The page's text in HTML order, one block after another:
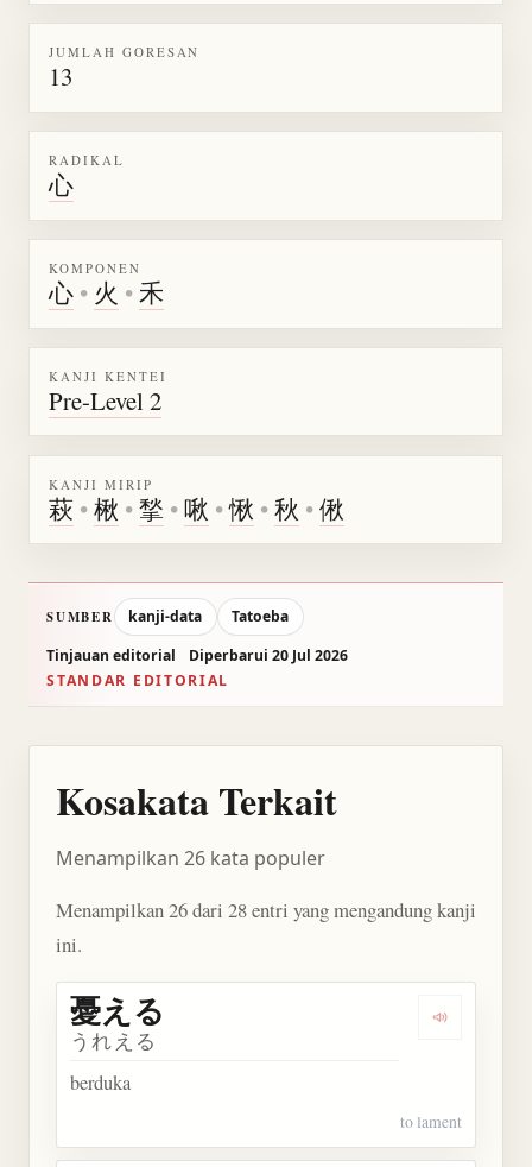
JUMLAH GORESAN
13
RADIKAL
心
KOMPONEN
心 • 火 •禾
KANJI KENTEI
Pre-Level 2
KANJI MIRIP
萩 •楸 •揫 •啾 •愀 •秋 •偢
SUMBER kanji-data
Tatoeba
Tinjauan editorial
Diperbarui 20 Jul 2026
STANDAR EDITORIAL
Kosakata Terkait
Menampilkan 26 kata populer
Menampilkan 26 dari 28 entri yang mengandung kanji
ini.
Dengarkan
憂える
うれえる
berduka
to lament